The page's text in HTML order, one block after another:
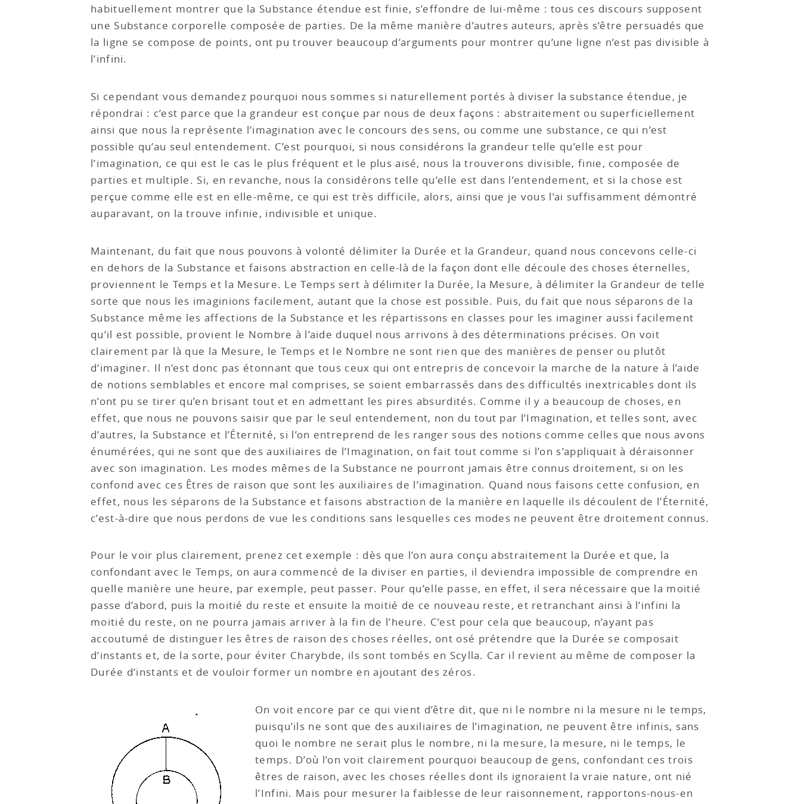
habituellement montrer que la Substance étendue est finie, s’effondre de lui-même : tous ces discours supposent
une Substance corporelle composée de parties. De la même manière d’autres auteurs, après s’être persuadés que
la ligne se compose de points, ont pu trouver beaucoup d’arguments pour montrer qu’une ligne n’est pas divisible à
l’infini.
Si cependant vous demandez pourquoi nous sommes si naturellement portés à diviser la substance étendue, je
répondrai : c’est parce que la grandeur est conçue par nous de deux façons : abstraitement ou superficiellement
ainsi que nous la représente l’imagination avec le concours des sens, ou comme une substance, ce qui n’est
possible qu’au seul entendement. C’est pourquoi, si nous considérons la grandeur telle qu’elle est pour
l’imagination, ce qui est le cas le plus fréquent et le plus aisé, nous la trouverons divisible, finie, composée de
parties et multiple. Si, en revanche, nous la considérons telle qu’elle est dans l’entendement, et si la chose est
perçue comme elle est en elle-même, ce qui est très difficile, alors, ainsi que je vous l’ai suffisamment démontré
auparavant, on la trouve infinie, indivisible et unique.
Maintenant, du fait que nous pouvons à volonté délimiter la Durée et la Grandeur, quand nous concevons celle-ci
en dehors de la Substance et faisons abstraction en celle-là de la façon dont elle découle des choses éternelles,
proviennent le Temps et la Mesure. Le Temps sert à délimiter la Durée, la Mesure, à délimiter la Grandeur de telle
sorte que nous les imaginions facilement, autant que la chose est possible. Puis, du fait que nous séparons de la
Substance même les affections de la Substance et les répartissons en classes pour les imaginer aussi facilement
qu’il est possible, provient le Nombre à l’aide duquel nous arrivons à des déterminations précises. On voit
clairement par là que la Mesure, le Temps et le Nombre ne sont rien que des manières de penser ou plutôt
d’imaginer. Il n’est donc pas étonnant que tous ceux qui ont entrepris de concevoir la marche de la nature à l’aide
de notions semblables et encore mal comprises, se soient embarrassés dans des difficultés inextricables dont ils
n’ont pu se tirer qu’en brisant tout et en admettant les pires absurdités. Comme il y a beaucoup de choses, en
effet, que nous ne pouvons saisir que par le seul entendement, non du tout par l’Imagination, et telles sont, avec
d’autres, la Substance et l’Éternité, si l’on entreprend de les ranger sous des notions comme celles que nous avons
énumérées, qui ne sont que des auxiliaires de l’Imagination, on fait tout comme si l’on s’appliquait à déraisonner
avec son imagination. Les modes mêmes de la Substance ne pourront jamais être connus droitement, si on les
confond avec ces Êtres de raison que sont les auxiliaires de l’imagination. Quand nous faisons cette confusion, en
effet, nous les séparons de la Substance et faisons abstraction de la manière en laquelle ils découlent de l’Éternité,
c’est-à-dire que nous perdons de vue les conditions sans lesquelles ces modes ne peuvent être droitement connus.
Pour le voir plus clairement, prenez cet exemple : dès que l’on aura conçu abstraitement la Durée et que, la
confondant avec le Temps, on aura commencé de la diviser en parties, il deviendra impossible de comprendre en
quelle manière une heure, par exemple, peut passer. Pour qu’elle passe, en effet, il sera nécessaire que la moitié
passe d’abord, puis la moitié du reste et ensuite la moitié de ce nouveau reste, et retranchant ainsi à l’infini la
moitié du reste, on ne pourra jamais arriver à la fin de l’heure. C’est pour cela que beaucoup, n’ayant pas
accoutumé de distinguer les êtres de raison des choses réelles, ont osé prétendre que la Durée se composait
d’instants et, de la sorte, pour éviter Charybde, ils sont tombés en Scylla. Car il revient au même de composer la
Durée d’instants et de vouloir former un nombre en ajoutant des zéros.
On voit encore par ce qui vient d’être dit, que ni le nombre ni la mesure ni le temps,
puisqu’ils ne sont que des auxiliaires de l’imagination, ne peuvent être infinis, sans
quoi le nombre ne serait plus le nombre, ni la mesure, la mesure, ni le temps, le
temps. D’où l’on voit clairement pourquoi beaucoup de gens, confondant ces trois
êtres de raison, avec les choses réelles dont ils ignoraient la vraie nature, ont nié
l’Infini. Mais pour mesurer la faiblesse de leur raisonnement, rapportons-nous-en